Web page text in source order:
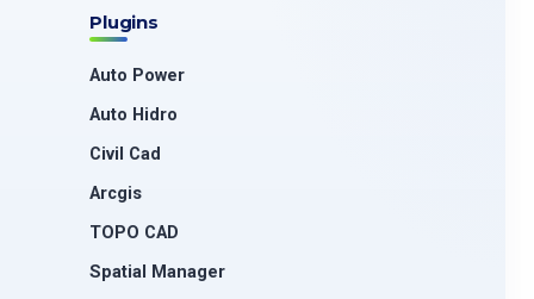
Plugins
Auto Power
Auto Hidro
Civil Cad
Arcgis
TOPO CAD
Spatial Manager